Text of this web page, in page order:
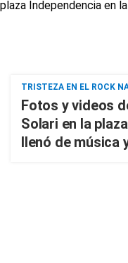
TRISTEZA EN EL ROCK
Fotos y videos
Solari en la
llenó de música